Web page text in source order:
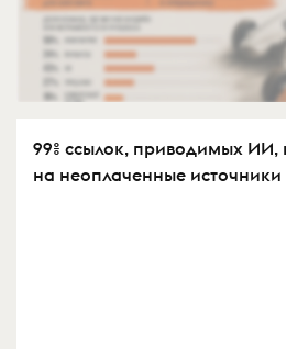
99% ссылок, приводимых ИИ,
на неоплаченные источники